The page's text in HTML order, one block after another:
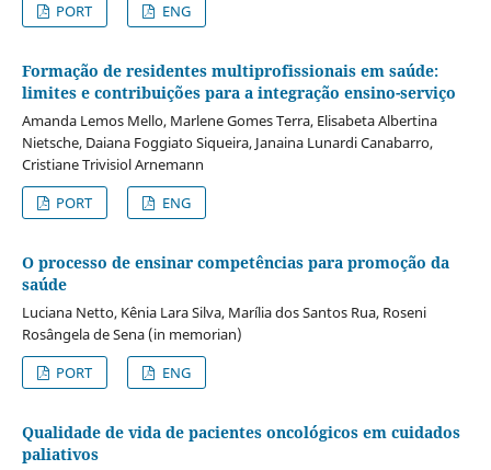
PORT
ENG
Formação de residentes multiprofissionais em saúde:
limites e contribuições para a integração ensino-serviço
Amanda Lemos Mello, Marlene Gomes Terra, Elisabeta Albertina
Nietsche, Daiana Foggiato Siqueira, Janaina Lunardi Canabarro,
Cristiane Trivisiol Arnemann
PORT
ENG
O processo de ensinar competências para promoção da
saúde
Luciana Netto, Kênia Lara Silva, Marília dos Santos Rua, Roseni
Rosângela de Sena (in memorian)
PORT
ENG
Qualidade de vida de pacientes oncológicos em cuidados
paliativos